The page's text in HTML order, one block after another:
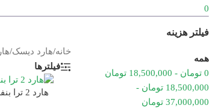
0
فیلتر هزینه
همه
0 تومان -
18,500,000 تومان
18,500,000 تومان -
37,000,000 تومان
خانه/هارد دیسک/
فیلترها
هارد 2 ترا بنفش وسترن دیجیتال